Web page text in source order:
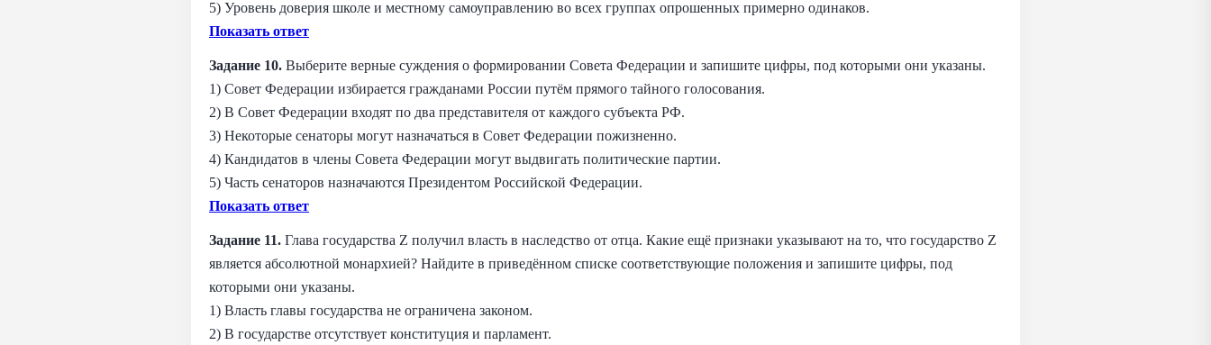
5) Уровень доверия школе и местному самоуправлению во всех группах опрошенных примерно одинаков.
Показать ответ
Задание 10. Выберите верные суждения о формировании Совета Федерации и запишите цифры, под которыми они указаны.
1) Совет Федерации избирается гражданами России путём прямого тайного голосования.
2) В Совет Федерации входят по два представителя от каждого субъекта РФ.
3) Некоторые сенаторы могут назначаться в Совет Федерации пожизненно.
4) Кандидатов в члены Совета Федерации могут выдвигать политические партии.
5) Часть сенаторов назначаются Президентом Российской Федерации.
Показать ответ
Задание 11. Глава государства Z получил власть в наследство от отца. Какие ещё признаки указывают на то, что государство Z
является абсолютной монархией? Найдите в приведённом списке соответствующие положения и запишите цифры, под
которыми они указаны.
1) Власть главы государства не ограничена законом.
2) В государстве отсутствует конституция и парламент.